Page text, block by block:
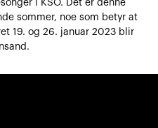
i KSO. Det er denne
sommer, noe som betyr at
19. og 26. januar 2023 blir